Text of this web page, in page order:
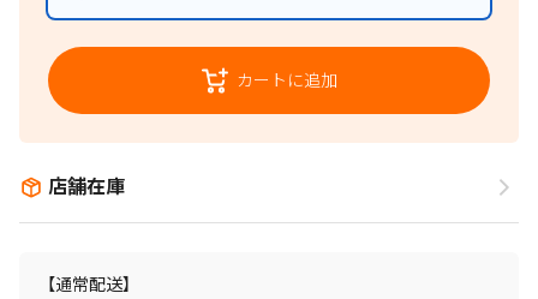
カートに追加
店舗在庫
【通常配送】